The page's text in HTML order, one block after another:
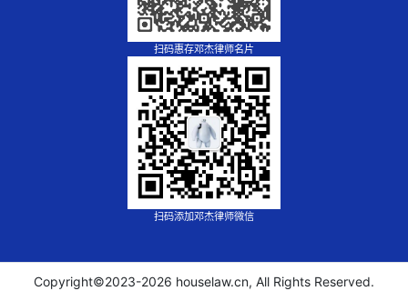
扫码惠存邓杰律师名片
扫码添加邓杰律师微信
Copyright©2023-2026 houselaw.cn, All Rights Reserved.